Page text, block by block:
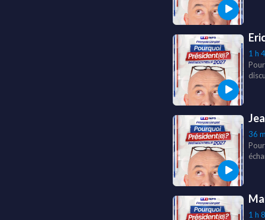
1 h
36
1 h